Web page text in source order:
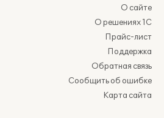
О сайте
О решениях 1С
Прайс-лист
Поддержка
Обратная связь
Сообщить об ошибке
Карта сайта